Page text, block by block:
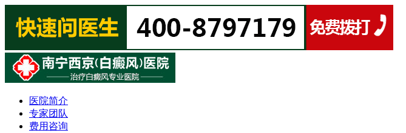
医院简介
专家团队
费用咨询